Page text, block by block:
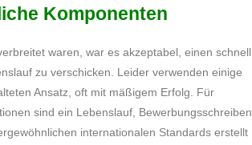
Komponenten
waren, war es akzeptabel, einen schnell
zu verschicken. Leider verwenden einige
Ansatz, oft mit mäßigem Erfolg. Für
sind ein Lebenslauf, Bewerbungsschreiben
internationalen Standards erstellt